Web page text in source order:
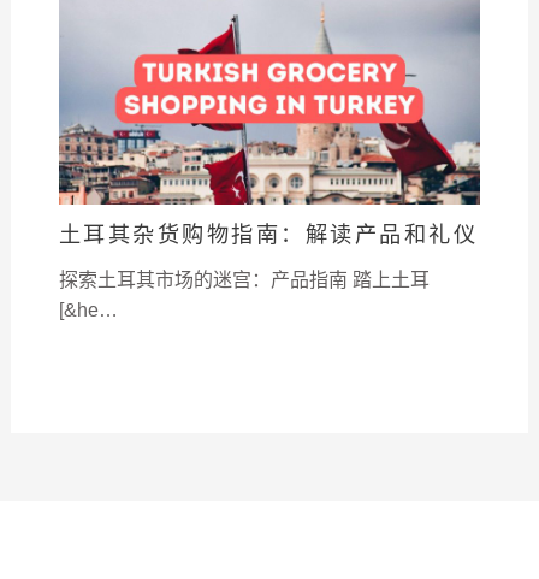
土耳其杂货购物指南：解读产品和礼仪
探索土耳其市场的迷宫：产品指南 踏上土耳
[&he…